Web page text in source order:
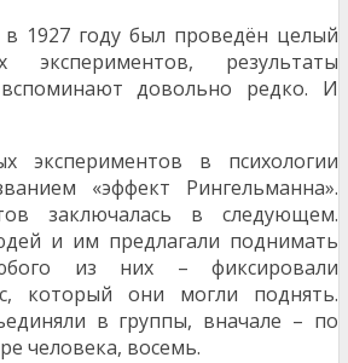
1927 году был проведён целый
экспериментов, результаты
довольно редко. И
экспериментов в психологии
«эффект Рингельманна».
заключалась в следующем.
и им предлагали поднимать
из них – фиксировали
который они могли поднять.
в группы, вначале – по
человека, восемь.